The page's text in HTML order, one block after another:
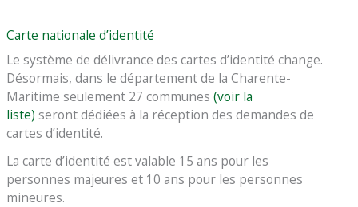
Carte nationale d’identité
Le système de délivrance des cartes d’identité change.
Désormais, dans le département de la Charente-
Maritime seulement 27 communes(voir la
liste) seront dédiées à la réception des demandes de
cartes d’identité.
La carte d’identité est valable 15 ans pour les
personnes majeures et 10 ans pour les personnes
mineures.